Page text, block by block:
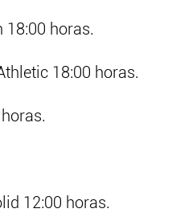
18:00 horas.
18:00 horas.
12:00 horas.